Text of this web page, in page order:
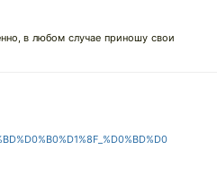
в любом случае приношу свои